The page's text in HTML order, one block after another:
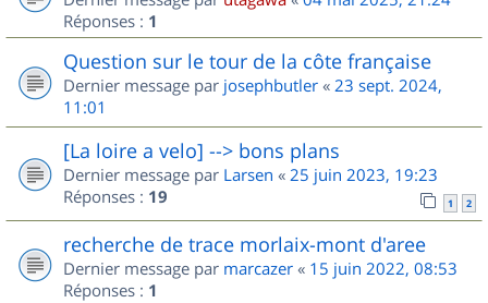
Réponses : 1
Question sur le tour de la côte française
Dernier message par josephbutler « 23 sept. 2024,
11:01
[La loire a velo] --> bons plans
Dernier message par Larsen « 25 juin 2023, 19:23
Réponses : 19 1 2
recherche de trace morlaix-mont d'aree
Dernier message par marcazer « 15 juin 2022, 08:53
Réponses : 1